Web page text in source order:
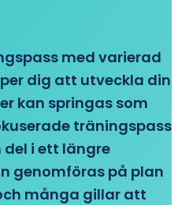
med varierad
dig att utveckla din
kan springas som
träningspass
del i ett längre
genomföras på plan
många gillar att